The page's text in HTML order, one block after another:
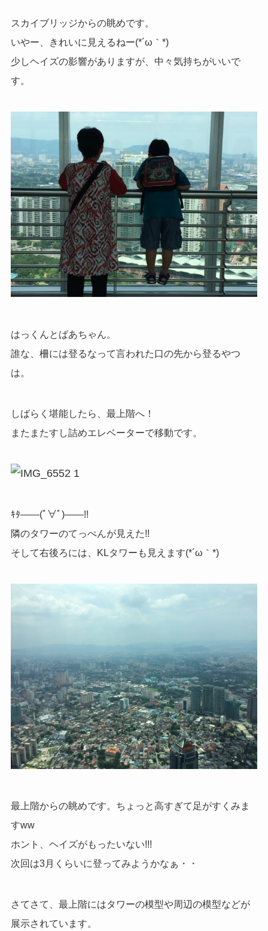
スカイブリッジからの眺めです。
いやー、きれいに見えるねー(*´ω｀*)
少しヘイズの影響がありますが、中々気持ちがいいで
す。
はっくんとばあちゃん。
誰な、柵には登るなって言われた口の先から登るやつ
は。
しばらく堪能したら、最上階へ！
またまたすし詰めエレベーターで移動です。
ｷﾀ——(ﾟ∀ﾟ)——!!
隣のタワーのてっぺんが見えた!!
そして右後ろには、KLタワーも見えます(*´ω｀*)
最上階からの眺めです。ちょっと高すぎて足がすくみま
すww
ホント、ヘイズがもったいない!!!
次回は3月くらいに登ってみようかなぁ・・
さてさて、最上階にはタワーの模型や周辺の模型などが
展示されています。